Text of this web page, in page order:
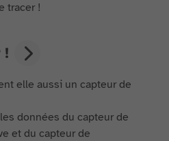
tracer !
!
elle aussi un capteur de
données du capteur de
et du capteur de